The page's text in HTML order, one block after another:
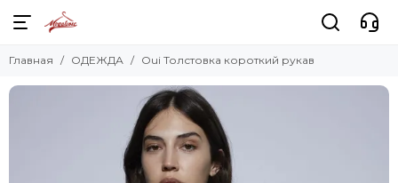
Главная ОДЕЖДА Oui Толстовка короткий рукав